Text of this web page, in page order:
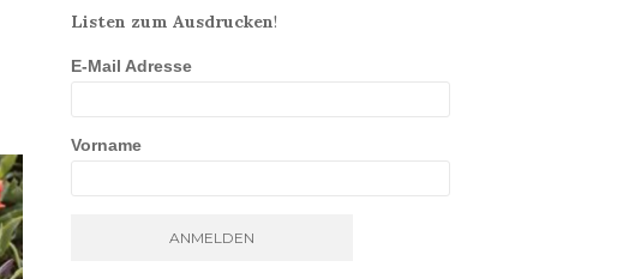
Listen zum Ausdrucken!
E-Mail Adresse
Vorname